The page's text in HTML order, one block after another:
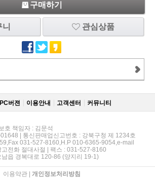
구매하기
관심상품
PC버젼 이용안내 고객센터 커뮤니티
호 책임자 : 김문석
| 통신판매업신고번호 : 강북구청 제 1234호
031-527-8160,H.P 010-6365-9054,e-mail
전화 절대사절 | 팩스 : 031-527-8160
읍 경복대로 120-86 (양지리 19-1)
이용약관| 개인정보처리방침